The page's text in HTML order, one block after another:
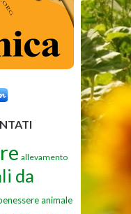
allevamento
da
animale